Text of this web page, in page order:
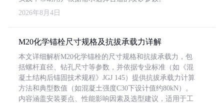
2026年8月4日
M20化学锚栓尺寸规格及抗拔承载力详解
本文详细解析M20化学锚栓的尺寸规格和抗拔承载力，包
括螺杆直径、钻孔尺寸等参数，并依据专业标准（如《混
凝土结构后锚固技术规程》JGJ 145）提供抗拔承载力计算
方法和典型数值（如混凝土强度C30下设计值约80kN）。
内容涵盖安装要点、性能影响因素及选型建议，适用于工